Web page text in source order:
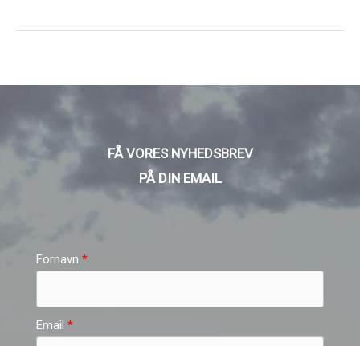
16AUG2027
FÅ VORES NYHEDSBREV
PÅ DIN EMAIL
Fornavn
Email